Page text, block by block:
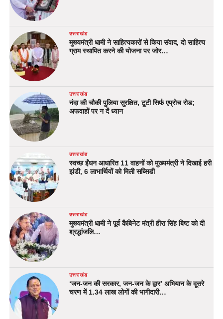
उत्तराखंड
मुख्यमंत्री धामी ने साहित्यकारों से किया संवाद, दो साहित्य
ग्राम स्थापित करने की योजना पर जोर…
उत्तराखंड
नंदा की चौकी पुलिया सुरक्षित, टूटी सिर्फ एप्रोच रोड;
अफवाहों पर न दें ध्यान
उत्तराखंड
स्वच्छ ईंधन आधारित 11 वाहनों को मुख्यमंत्री ने दिखाई हरी
झंडी, 6 लाभार्थियों को मिली सब्सिडी
उत्तराखंड
मुख्यमंत्री धामी ने पूर्व कैबिनेट मंत्री हीरा सिंह बिष्ट को दी
श्रद्धांजलि…
उत्तराखंड
‘जन-जन की सरकार, जन-जन के द्वार’ अभियान के दूसरे
चरण में 1.34 लाख लोगों की भागीदारी…